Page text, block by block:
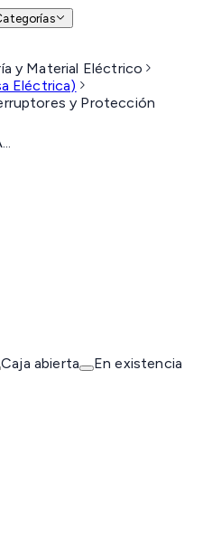
y Material Eléctrico
Eléctrica)
y Protección
Caja abierta En existencia